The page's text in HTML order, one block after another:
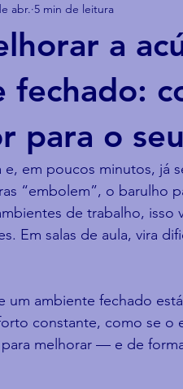
a
fechado:
para o
abr. 5 min de leitura
e, em poucos minutos, já
“embolem”, o barulho
de trabalho, isso
Em salas de aula, vira
um ambiente fechado
constante, como se o
melhorar — e de